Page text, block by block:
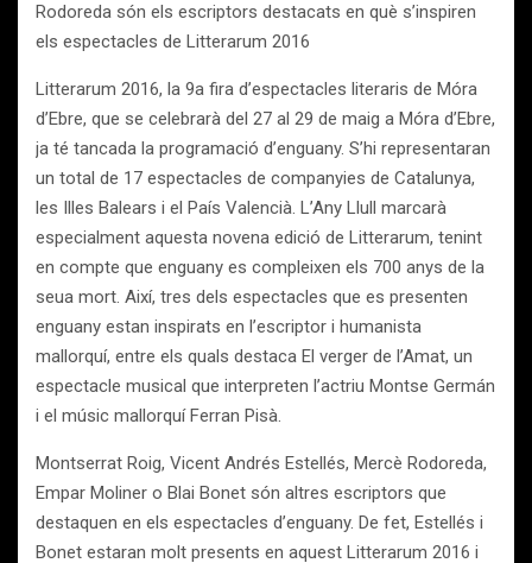
Rodoreda són els escriptors destacats en què s’inspiren
els espectacles de Litterarum 2016
Litterarum 2016, la 9a fira d’espectacles literaris de Móra
d’Ebre, que se celebrarà del 27 al 29 de maig a Móra d’Ebre,
ja té tancada la programació d’enguany. S’hi representaran
un total de 17 espectacles de companyies de Catalunya,
les Illes Balears i el País Valencià. L’Any Llull marcarà
especialment aquesta novena edició de Litterarum, tenint
en compte que enguany es compleixen els 700 anys de la
seua mort. Així, tres dels espectacles que es presenten
enguany estan inspirats en l’escriptor i humanista
mallorquí, entre els quals destaca El verger de l’Amat, un
espectacle musical que interpreten l’actriu Montse Germán
i el músic mallorquí Ferran Pisà.
Montserrat Roig, Vicent Andrés Estellés, Mercè Rodoreda,
Empar Moliner o Blai Bonet són altres escriptors que
destaquen en els espectacles d’enguany. De fet, Estellés i
Bonet estaran molt presents en aquest Litterarum 2016 i